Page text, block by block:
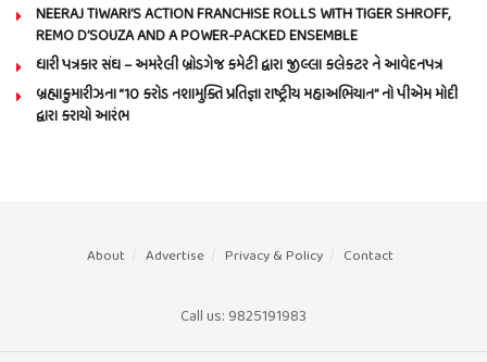
NEERAJ TIWARI’S ACTION FRANCHISE ROLLS WITH TIGER SHROFF,
REMO D’SOUZA AND A POWER-PACKED ENSEMBLE
ધારી પત્રકાર સંઘ – અમરેલી બ્રોડગેજ કમેટી દ્વારા જીલ્લા કલેકટર ને આવેદનપત્ર
બ્રહ્માકુમારીઝના “10 કરોડ નશામુક્તિ પ્રતિજ્ઞા રાષ્ટ્રીય મહાઅભિયાન” નો પીએમ મોદી
દ્વારા કરાયો આરંભ
About Advertise Privacy & Policy Contact
Call us: 9825191983